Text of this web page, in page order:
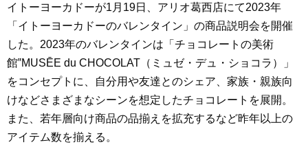
イトーヨーカドーが1月19日、アリオ葛西店にて2023年
「イトーヨーカドーのバレンタイン」の商品説明会を開催
した。2023年のバレンタインは「チョコレートの美術
館‟MUSĒE du CHOCOLAT（ミュゼ・デュ・ショコラ）」
をコンセプトに、自分用や友達とのシェア、家族・親族向
けなどさまざまなシーンを想定したチョコレートを展開。
また、若年層向け商品の品揃えを拡充するなど昨年以上の
アイテム数を揃える。